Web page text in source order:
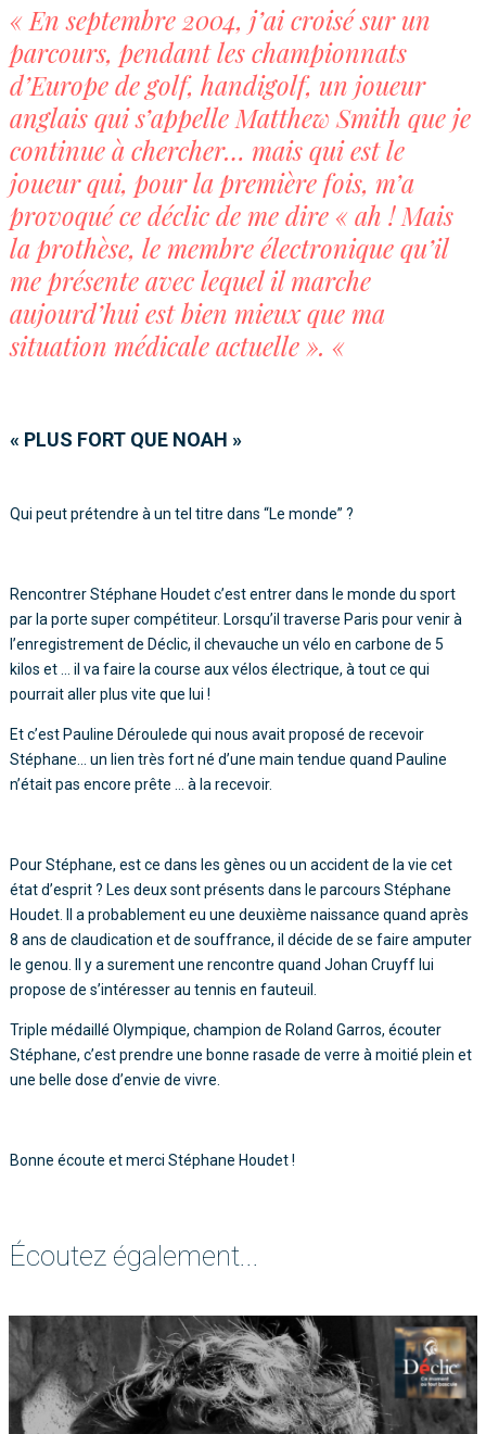
« En septembre 2004, j’ai croisé sur un
parcours, pendant les championnats
d’Europe de golf, handigolf, un joueur
anglais qui s’appelle Matthew Smith que je
continue à chercher… mais qui est le
joueur qui, pour la première fois, m’a
provoqué ce déclic de me dire « ah ! Mais
la prothèse, le membre électronique qu’il
me présente avec lequel il marche
aujourd’hui est bien mieux que ma
situation médicale actuelle ». «
« PLUS FORT QUE NOAH »
Qui peut prétendre à un tel titre dans “Le monde” ?
Rencontrer Stéphane Houdet c’est entrer dans le monde du sport
par la porte super compétiteur. Lorsqu’il traverse Paris pour venir à
l’enregistrement de Déclic, il chevauche un vélo en carbone de 5
kilos et … il va faire la course aux vélos électrique, à tout ce qui
pourrait aller plus vite que lui !
Et c’est Pauline Déroulede qui nous avait proposé de recevoir
Stéphane… un lien très fort né d’une main tendue quand Pauline
n’était pas encore prête … à la recevoir.
Pour Stéphane, est ce dans les gènes ou un accident de la vie cet
état d’esprit ? Les deux sont présents dans le parcours Stéphane
Houdet. Il a probablement eu une deuxième naissance quand après
8 ans de claudication et de souffrance, il décide de se faire amputer
le genou. Il y a surement une rencontre quand Johan Cruyff lui
propose de s’intéresser au tennis en fauteuil.
Triple médaillé Olympique, champion de Roland Garros, écouter
Stéphane, c’est prendre une bonne rasade de verre à moitié plein et
une belle dose d’envie de vivre.
Bonne écoute et merci Stéphane Houdet !
Écoutez également...